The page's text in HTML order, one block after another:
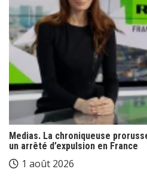
Medias. La chroniqueuse
un arrêté d’expulsion en France
1 août 2026